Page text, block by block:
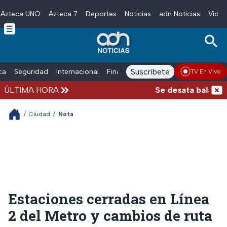
Skip to main content
Azteca UNO Azteca 7 Deportes Noticias adn Noticias
Seguridad Internacional Finanzas adn Noticias Radio
Suscríbete TV En Vivo
ÚLTIMA HORA Se desata balacera
/ Ciudad / Nota
Estaciones cerradas en Línea
2 del Metro y cambios de ruta